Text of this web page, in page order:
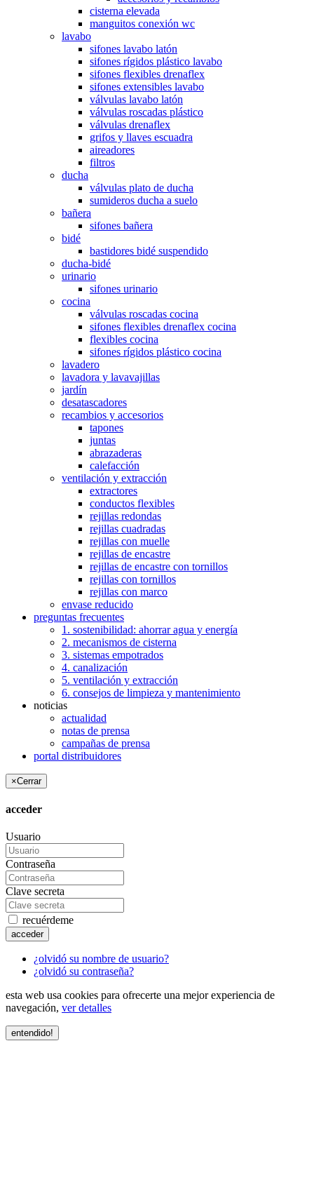
cisterna elevada
manguitos conexión wc
lavabo
sifones lavabo latón
sifones rígidos plástico lavabo
sifones flexibles drenaflex
sifones extensibles lavabo
válvulas lavabo latón
válvulas roscadas plástico
válvulas drenaflex
grifos y llaves escuadra
aireadores
filtros
ducha
válvulas plato de ducha
sumideros ducha a suelo
bañera
sifones bañera
bidé
bastidores bidé suspendido
ducha-bidé
urinario
sifones urinario
cocina
válvulas roscadas cocina
sifones flexibles drenaflex cocina
flexibles cocina
sifones rígidos plástico cocina
lavadero
lavadora y lavavajillas
jardín
desatascadores
recambios y accesorios
tapones
juntas
abrazaderas
calefacción
ventilación y extracción
extractores
conductos flexibles
rejillas redondas
rejillas cuadradas
rejillas con muelle
rejillas de encastre
rejillas de encastre con tornillos
rejillas con tornillos
rejillas con marco
envase reducido
preguntas frecuentes
1. sostenibilidad: ahorrar agua y energía
2. mecanismos de cisterna
3. sistemas empotrados
4. canalización
5. ventilación y extracción
6. consejos de limpieza y mantenimiento
noticias
actualidad
notas de prensa
campañas de prensa
portal distribuidores
×Cerrar
acceder
Usuario
Contraseña
Clave secreta
recuérdeme
acceder
¿olvidó su nombre de usuario?
¿olvidó su contraseña?
esta web usa cookies para ofrecerte una mejor experiencia de
navegación, ver detalles
entendido!